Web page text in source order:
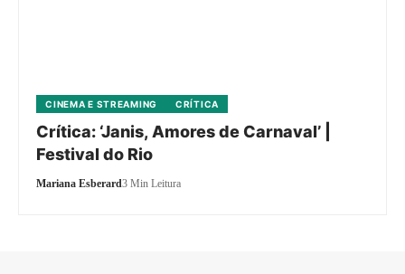
CINEMA E STREAMING CRÍTICA
Crítica: ‘Janis, Amores de Carnaval’ |
Festival do Rio
Mariana Esberard3 Min Leitura